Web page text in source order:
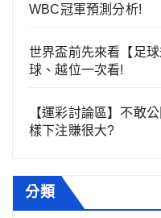
WBC冠軍預測分析!
世界盃前先來看【足
球、越位一次看!
【運彩討論區】不敢
樣下注賺很大?
分類